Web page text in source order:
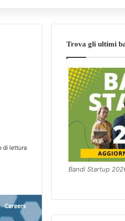
di lettura
Trova gli ultimi
Bandi Startup